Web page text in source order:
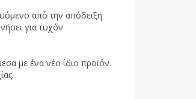
από την απόδειξη
για τυχόν
με ένα νέο ίδιο προϊόν.